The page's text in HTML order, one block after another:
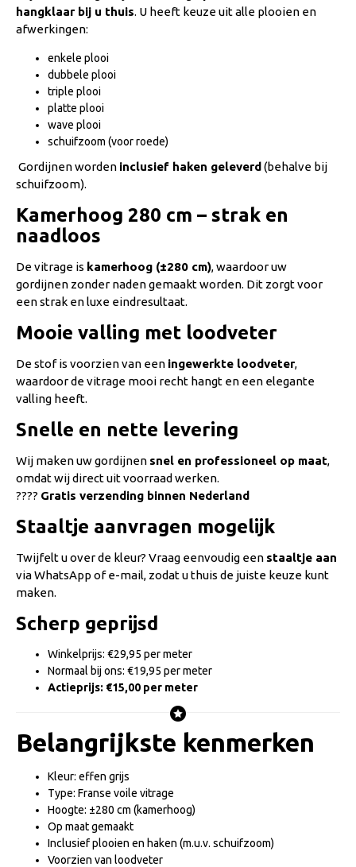
hangklaar bij u thuis. U heeft keuze uit alle plooien en
afwerkingen:
enkele plooi
dubbele plooi
triple plooi
platte plooi
wave plooi
schuifzoom (voor roede)
Gordijnen worden inclusief haken geleverd(behalve bij
schuifzoom).
Kamerhoog 280 cm – strak en
naadloos
De vitrage is kamerhoog (±280 cm), waardoor uw
gordijnen zonder naden gemaakt worden. Dit zorgt voor
een strak en luxe eindresultaat.
Mooie valling met loodveter
De stof is voorzien van een ingewerkte loodveter,
waardoor de vitrage mooi recht hangt en een elegante
valling heeft.
Snelle en nette levering
Wij maken uw gordijnen snel en professioneel op maat,
omdat wij direct uit voorraad werken.
???? Gratis verzending binnen Nederland
Staaltje aanvragen mogelijk
Twijfelt u over de kleur? Vraag eenvoudig een staaltje aan
via WhatsApp of e-mail, zodat u thuis de juiste keuze kunt
maken.
Scherp geprijsd
Winkelprijs: €29,95 per meter
Normaal bij ons: €19,95 per meter
Actieprijs: €15,00 per meter
Belangrijkste kenmerken
Kleur: effen grijs
Type: Franse voile vitrage
Hoogte: ±280 cm (kamerhoog)
Op maat gemaakt
Inclusief plooien en haken (m.u.v. schuifzoom)
Voorzien van loodveter